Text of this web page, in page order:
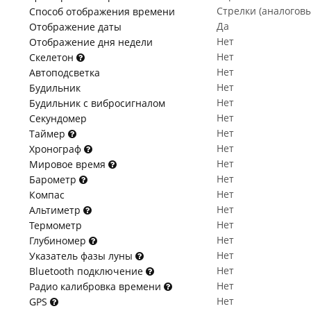
Способ отображения времени
Стрелки
Отображение даты
Да
Отображение дня недели
Нет
Скелетон
Нет
Автоподсветка
Нет
Будильник
Нет
Будильник с вибросигналом
Нет
Секундомер
Нет
Таймер
Нет
Хронограф
Нет
Мировое время
Нет
Барометр
Нет
Компас
Нет
Альтиметр
Нет
Термометр
Нет
Глубиномер
Нет
Указатель фазы луны
Нет
Bluetooth подключение
Нет
Радио калибровка времени
Нет
GPS
Нет